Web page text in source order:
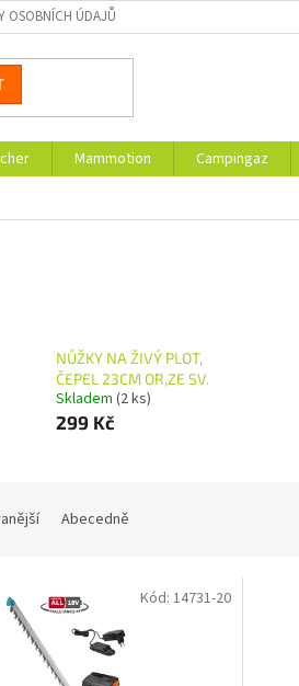
OSOBNÍCH ÚDAJŮ
Mammotion Campingaz
NŮŽKY NA ŽIVÝ PLOT,
ČEPEL 23CM OR,ZE SV.
Skladem (2 ks)
299 Kč
Abecedně
Kód: 14731-20